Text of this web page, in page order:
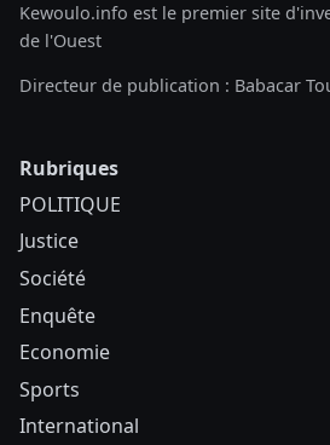
Kewoulo.info est le premier site
de l'Ouest
Directeur de publication : Babacar
Rubriques
POLITIQUE
Justice
Société
Enquête
Economie
Sports
International